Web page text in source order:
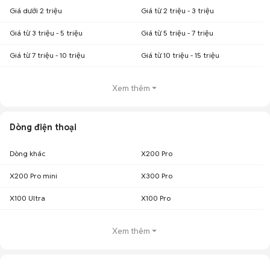
Giá dưới 2 triệu Giá từ 2 triệu - 3 triệu
Giá từ 3 triệu - 5 triệu Giá từ 5 triệu - 7 triệu
Giá từ 7 triệu - 10 triệu Giá từ 10 triệu - 15 triệu
Xem thêm
Dòng điện thoại
Dòng khác X200 Pro
X200 Pro mini X300 Pro
X100 Ultra X100 Pro
Xem thêm